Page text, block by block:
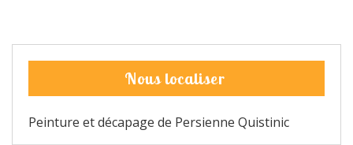
Nous localiser
Peinture et décapage de Persienne Quistinic